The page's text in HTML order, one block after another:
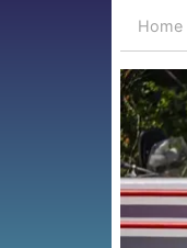
Home